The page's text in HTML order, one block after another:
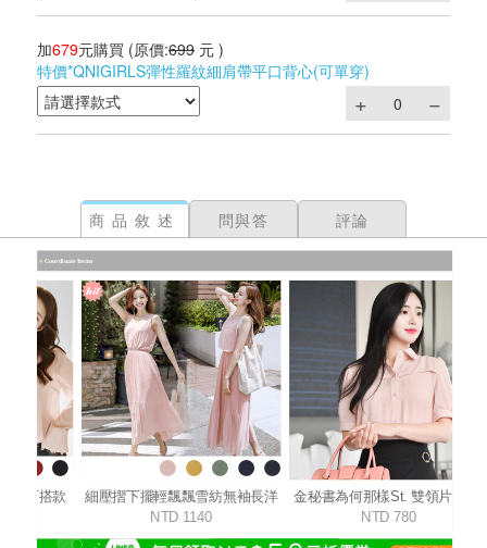
加679元購買 (原價:699 元 )
特價*QNIGIRLS彈性羅紋細肩帶平口背心(可單穿)
商品敘述 問與答 評論